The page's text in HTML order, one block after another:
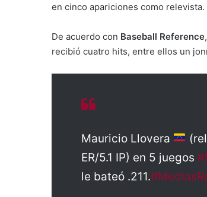
en cinco apariciones como relevista.
De acuerdo con Baseball Reference
recibió cuatro hits, entre ellos un
Mauricio Llovera
ER/5.1 IP) en 5 juegos
le bateó .211.